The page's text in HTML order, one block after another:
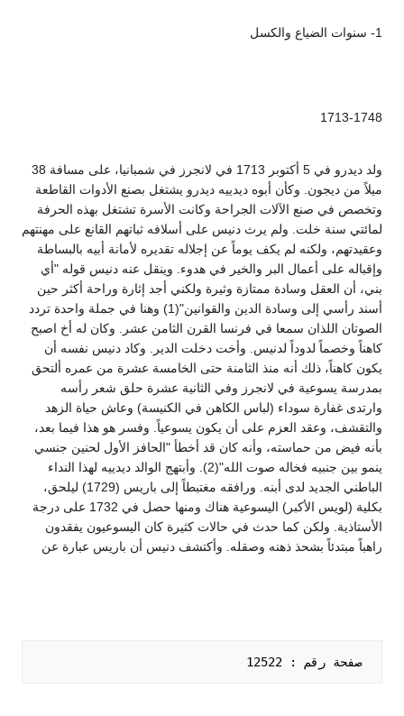
1- سنوات الضياع والكسل
1713-1748
ولد ديدرو في 5 أكتوبر 1713 في لانجرز في شمبانيا، على مسافة 38
ميلاً من ديجون. وكأن أبوه ديدييه ديدرو يشتغل بصنع الأدوات القاطعة
وتخصص في صنع الآلات الجراحة وكانت الأسرة تشتغل بهذه الحرفة
لمائتي سنة خلت. ولم يرث دنيس على أسلافه ثباتهم القانع على مهنتهم
وعقيدتهم، ولكنه لم يكف يوماً عن إجلاله تقديره لأمانة أبيه بالبساطة
وإقباله على أعمال البر والخير في هدوء. وينقل عنه دنيس قوله "أي
بني، أن العقل وسادة ممتازة وثيرة ولكني أجد إثارة وراحة أكثر حين
أسند رأسي إلى وسادة الدين والقوانين"(1) وهنا في جملة واحدة تردد
الصوتان اللذان سمعا في فرنسا القرن الثامن عشر. وكان له أخ اصبح
كاهناً وخصماً لدوداً لدنيس. وأخت دخلت الدير. وكاد دنيس نفسه أن
يكون كاهناً، ذلك أنه منذ الثامنة حتى الخامسة عشرة من عمره ألتحق
بمدرسة يسوعية في لانجرز وفي الثانية عشرة حلق شعر رأسه
وارتدى غفارة سوداء (لباس الكاهن في الكنيسة) وعاش حياة الزهد
والتقشف، وعقد العزم على أن يكون يسوعياً. وفسر هو هذا فيما بعد،
بأنه فيض من حماسته، وأنه كان قد أخطأ "الحافز الأول لحنين جنسي
ينمو بين جنبيه فخاله صوت الله"(2). وأبتهج الوالد ديدييه لهذا النداء
الباطني الجديد لدى أبنه. ورافقه مغتبطاً إلى باريس (1729) ليلحق،
بكلية (لويس الأكبر) اليسوعية هناك ومنها حصل في 1732 على درجة
الأستاذية. ولكن كما حدث في حالات كثيرة كان اليسوعيون يفقدون
راهباً مبتدئاً بشحذ ذهنه وصقله. وأكتشف دنيس أن باريس عبارة عن
صفحة رقم : 12522